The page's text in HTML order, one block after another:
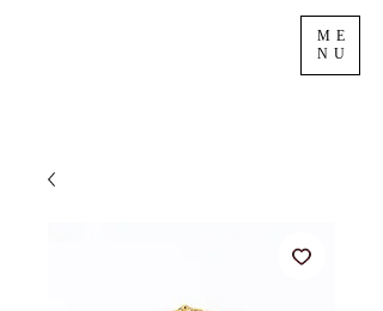
ME
NU